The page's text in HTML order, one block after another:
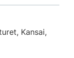
Kansai,